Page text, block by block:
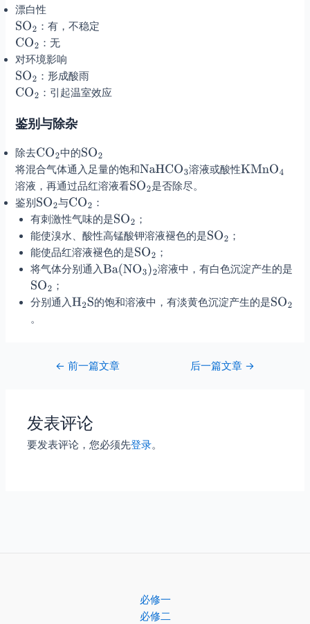
漂白性
：有，不稳定
：无
对环境影响
：形成酸雨
：引起温室效应
鉴别与除杂
除去
中的
将混合气体通入足量的饱和
溶液或酸性
溶液，再通过品红溶液看
是否除尽。
鉴别
与
：
有刺激性气味的是
；
能使溴水、酸性高锰酸钾溶液褪色的是
；
能使品红溶液褪色的是
；
将气体分别通入
溶液中，有白色沉淀产生的是
；
分别通入
的饱和溶液中，有淡黄色沉淀产生的是
。
Post← 前一篇文章 后一篇文章 →
发表评论
要发表评论，您必须先登录。
必修一
必修二